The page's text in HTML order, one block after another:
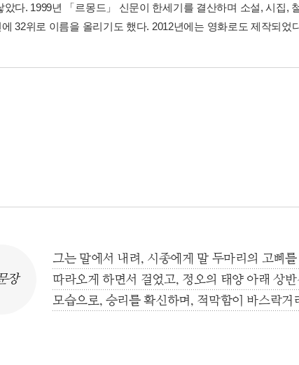
았다. 1999년 「르몽드」 신문이 한세기를 결산하며 소설, 시집,
32위로 이름을 올리기도 했다. 2012년에는 영화로도 제작되었
장
그는 말에서 내려, 시종에게 말 두마리의 고삐
따라오게 하면서 걸었고, 정오의 태양 아래 상
모습으로, 승리를 확신하며, 적막함이 바스락